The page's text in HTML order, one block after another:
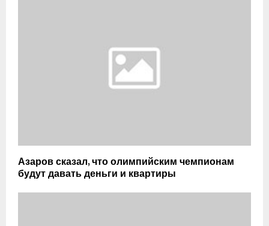
Азаров сказал, что олимпийским чемпионам
будут давать деньги и квартиры